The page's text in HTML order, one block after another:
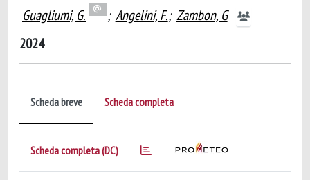
Guagliumi, G. ; Angelini, F.; Zambon, G
2024
Scheda breve Scheda completa
Scheda completa (DC)